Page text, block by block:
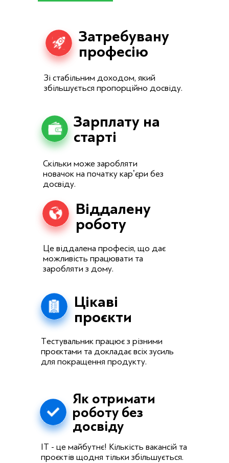
Зарплату на
старті
Скільки може заробляти
новачок на початку карʼєри без
досвіду.
Затребувану
професію
Зі стабільним доходом, який
збільшується пропорційно досвіду.
Як отримати
роботу без
досвіду
ІТ - це майбутнє! Кількість вакансій та
проєктів щодня тільки збільшується.
Цікаві
проєкти
Тестувальник працює з різними
проєктами та докладає всіх зусиль
для покращення продукту.
Віддалену
роботу
Це віддалена професія, що дає
можливість працювати та
заробляти з дому.